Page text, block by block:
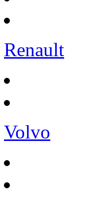
Renault
Volvo